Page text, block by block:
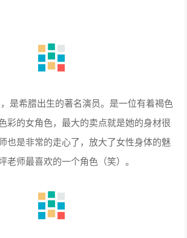
是希腊出生的著名演员。是一位有着褐色
彩的女角色，最大的卖点就是她的身材很
也是非常的走心了，放大了女性身体的魅
老师最喜欢的一个角色（笑）。